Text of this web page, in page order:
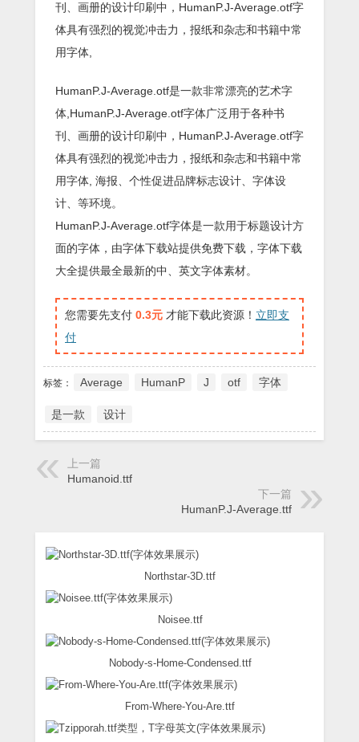
刊、画册的设计印刷中，HumanP.J-Average.otf字
体具有强烈的视觉冲击力，报纸和杂志和书籍中常
用字体,
HumanP.J-Average.otf是一款非常漂亮的艺术字
体,HumanP.J-Average.otf字体广泛用于各种书
刊、画册的设计印刷中，HumanP.J-Average.otf字
体具有强烈的视觉冲击力，报纸和杂志和书籍中常
用字体, 海报、个性促进品牌标志设计、字体设
计、等环境。
HumanP.J-Average.otf字体是一款用于标题设计方
面的字体，由字体下载站提供免费下载，字体下载
大全提供最全最新的中、英文字体素材。
您需要先支付 0.3元 才能下载此资源！ 立即支
付
标签： Average HumanP J otf 字体
是一款 设计
上一篇
Humanoid.ttf
下一篇
HumanP.J-Average.ttf
Northstar-3D.ttf
Noisee.ttf
Nobody-s-Home-Condensed.ttf
From-Where-You-Are.ttf